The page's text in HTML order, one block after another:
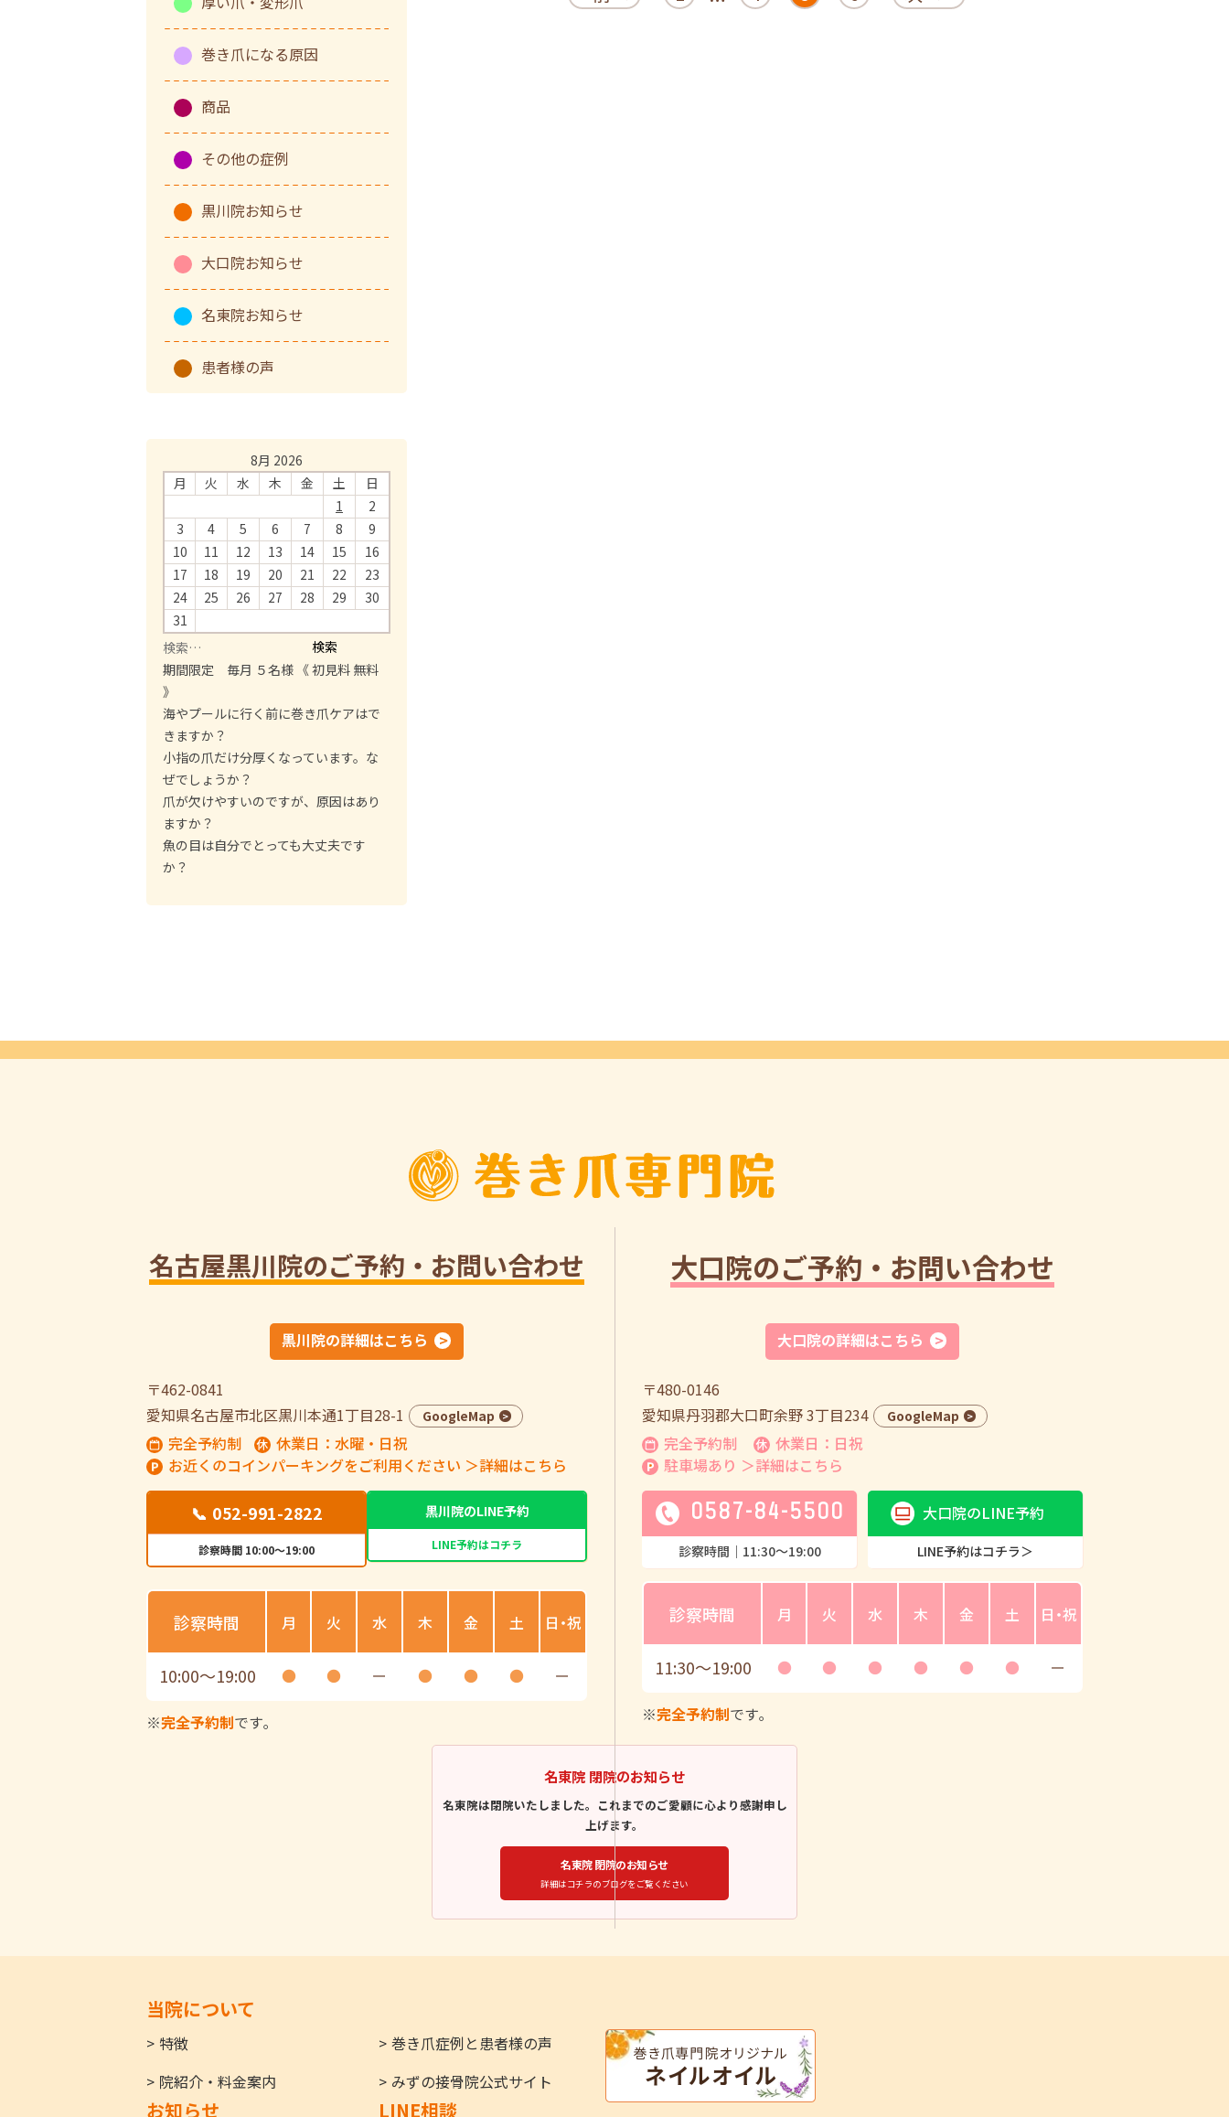
巻き爪になる原因
商品
その他の症例
黒川院お知らせ
大口院お知らせ
名東院お知らせ
患者様の声
8月 2026
月
火 水 木 金 土
日
1
2
3
4 5 6 7 8
9
10
11 12 13 14 15
16
17
18 19 20 21 22
23
24
25 26 27 28 29
30
31
検
索
:
期間限定 毎月 ５名様 《 初見料 無料
》
海やプールに行く前に巻き爪ケアはで
きますか？
小指の爪だけ分厚くなっています。な
ぜでしょうか？
爪が欠けやすいのですが、原因はあり
ますか？
魚の目は自分でとっても大丈夫です
か？
名古屋黒川院のご予約・お問い合わせ
黒川院の詳細はこちら
〒462-0841
愛知県名古屋市北区黒川本通1丁目28-1
GoogleMap
完全予約制
休業日：水曜・日祝
お近くのコインパーキングをご利用ください ＞詳細はこちら
📞 052-991-2822
診察時間 10:00～19:00
黒川院のLINE予約
LINE予約はコチラ
診察時間 月 火 水 木 金 土 日・祝
10:00〜19:00 ● ● ー ● ● ● ー
※完全予約制です｡
大口院のご予約・お問い合わせ
大口院の詳細はこちら
〒480-0146
愛知県丹羽郡大口町余野 3丁目234
GoogleMap
完全予約制
休業日：日祝
駐車場あり ＞詳細はこちら
0587-84-5500
診察時間｜ 11:30〜19:00
大口院のLINE予約
LINE予約はコチラ＞
診察時間 月 火 水 木 金 土 日・祝
11:30〜19:00 ● ● ● ● ● ● ー
※完全予約制です｡
名東院 閉院のお知らせ
名東院は閉院いたしました。これまでのご愛顧に心より感謝申し
上げます。
名東院 閉院のお知らせ
詳細はコチラのブログをご覧ください
当院について
特徴
院紹介・料金案内
巻き爪症例と患者様の声
みずの接骨院公式サイト
お知らせ LINE相談